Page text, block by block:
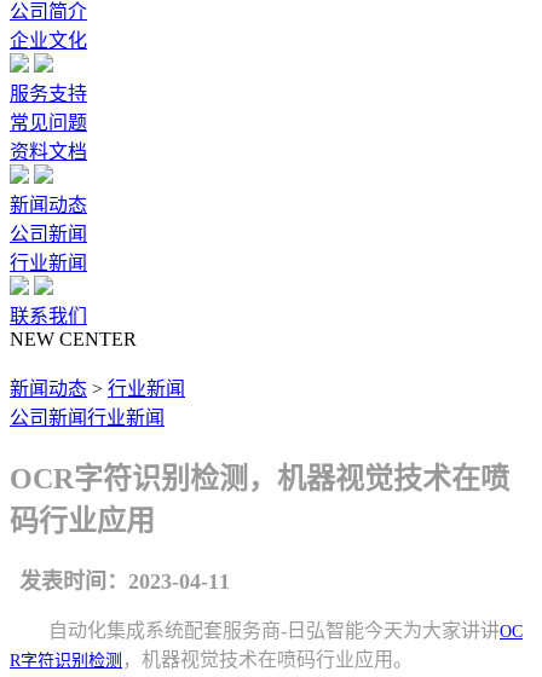
公司简介
企业文化
服务支持
常见问题
资料文档
新闻动态
公司新闻
行业新闻
联系我们
NEW CENTER
新闻动态 > 行业新闻
公司新闻行业新闻
OCR字符识别检测，机器视觉技术在喷
码行业应用
发表时间：2023-04-11
自动化集成系统配套服务商-日弘智能今天为大家讲讲OC
R字符识别检测 ，机器视觉技术在喷码行业应用。